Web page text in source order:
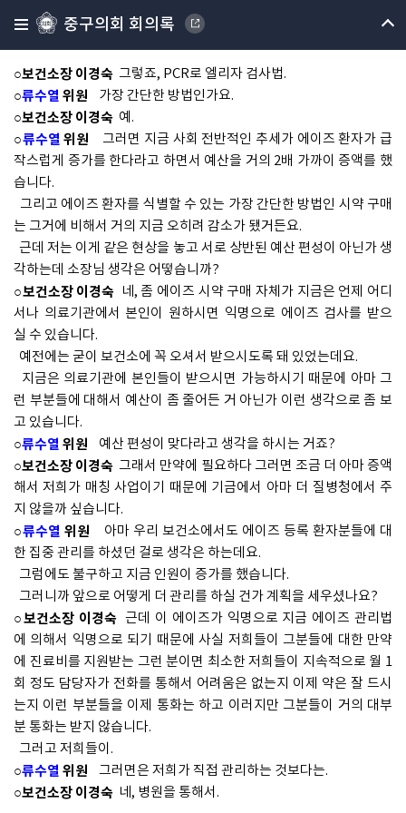
중구의회 회의록
을 청구를 해오면 저희들은 진료비를 지불하는 그런 형태입니다.
○류수열 위원그러면 가장 간단하게 확인을 할 수 있는 게 진단시약
으로.
○보건소장 이경숙 그렇죠, PCR로 엘리자 검사법.
○류수열 위원 가장 간단한 방법인가요.
○보건소장 이경숙 예.
○류수열 위원 그러면 지금 사회 전반적인 추세가 에이즈 환자가 급
작스럽게 증가를 한다라고 하면서 예산을 거의 2배 가까이 증액를 했
습니다.
그리고 에이즈 환자를 식별할 수 있는 가장 간단한 방법인 시약 구매
는 그거에 비해서 거의 지금 오히려 감소가 됐거든요.
근데 저는 이게 같은 현상을 놓고 서로 상반된 예산 편성이 아닌가 생
각하는데 소장님 생각은 어떻습니까?
○보건소장 이경숙 네, 좀 에이즈 시약 구매 자체가 지금은 언제 어디
서나 의료기관에서 본인이 원하시면 익명으로 에이즈 검사를 받으
실 수 있습니다.
예전에는 굳이 보건소에 꼭 오셔서 받으시도록 돼 있었는데요.
지금은 의료기관에 본인들이 받으시면 가능하시기 때문에 아마 그
런 부분들에 대해서 예산이 좀 줄어든 거 아닌가 이런 생각으로 좀 보
고 있습니다.
○류수열 위원 예산 편성이 맞다라고 생각을 하시는 거죠?
○보건소장 이경숙 그래서 만약에 필요하다 그러면 조금 더 아마 증액
해서 저희가 매칭 사업이기 때문에 기금에서 아마 더 질병청에서 주
지 않을까 싶습니다.
○류수열 위원 아마 우리 보건소에서도 에이즈 등록 환자분들에 대
한 집중 관리를 하셨던 걸로 생각은 하는데요.
그럼에도 불구하고 지금 인원이 증가를 했습니다.
그러니까 앞으로 어떻게 더 관리를 하실 건가 계획을 세우셨나요?
○보건소장 이경숙근데 이 에이즈가 익명으로 지금 에이즈 관리법
에 의해서 익명으로 되기 때문에 사실 저희들이 그분들에 대한 만약
에 진료비를 지원받는 그런 분이면 최소한 저희들이 지속적으로 월 1
회 정도 담당자가 전화를 통해서 어려움은 없는지 이제 약은 잘 드시
는지 이런 부분들을 이제 통화는 하고 이러지만 그분들이 거의 대부
분 통화는 받지 않습니다.
그러고 저희들이.
○류수열 위원 그러면은 저희가 직접 관리하는 것보다는.
○보건소장 이경숙 네, 병원을 통해서.